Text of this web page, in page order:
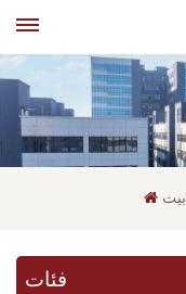
بيت
فئات